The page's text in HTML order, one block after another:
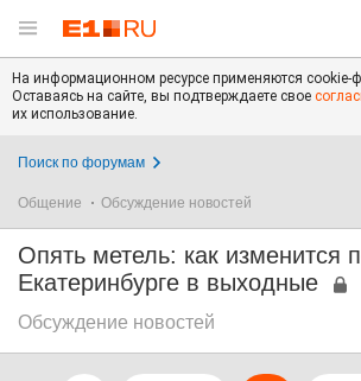
На информационном ресурсе применяются cookie-
Оставаясь на сайте, вы подтверждаете свое
их использование.
Поиск по форумам
Общение Обсуждение новостей
Опять метель: как изменится
Екатеринбурге в выходные
Обсуждение новостей